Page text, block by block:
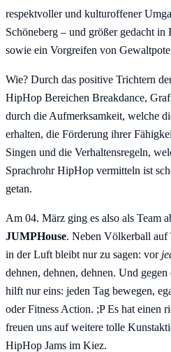
respektvoller und kulturoffener
Schöneberg – und größer gedacht
sowie ein Vorgreifen von
Wie? Durch das positive Trichtern
HipHop Bereichen Breakdance,
durch die Aufmerksamkeit, welche
erhalten, die Förderung ihrer
Singen und die Verhaltensregeln,
Sprachrohr HipHop vermitteln ist
getan.
Am 04. März ging es also als Team
JUMPHouse. Neben Völkerball auf
in der Luft bleibt nur zu sagen: vor
dehnen, dehnen, dehnen. Und
hilft nur eins: jeden Tag bewegen,
oder Fitness Action. ;P Es hat einen
freuen uns auf weitere tolle
HipHop Jams im Kiez.